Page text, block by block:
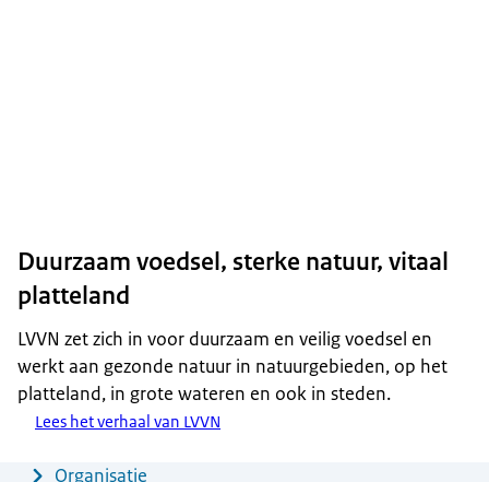
Duurzaam voedsel, sterke natuur, vitaal
platteland
LVVN zet zich in voor duurzaam en veilig voedsel en
werkt aan gezonde natuur in natuurgebieden, op het
platteland, in grote wateren en ook in steden.
Lees het verhaal van LVVN
Organisatie